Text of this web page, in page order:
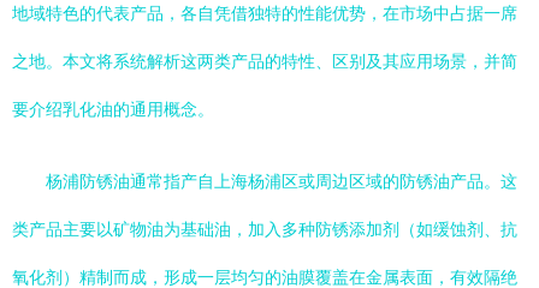
地域特色的代表产品，各自凭借独特的性能优势，在市场中占据一席
之地。本文将系统解析这两类产品的特性、区别及其应用场景，并简
要介绍乳化油的通用概念。
杨浦防锈油通常指产自上海杨浦区或周边区域的防锈油产品。这
类产品主要以矿物油为基础油，加入多种防锈添加剂（如缓蚀剂、抗
氧化剂）精制而成，形成一层均匀的油膜覆盖在金属表面，有效隔绝